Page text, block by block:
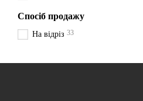
Спосіб продажу
На відріз 33